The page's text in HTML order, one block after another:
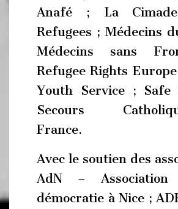
Anafé ; La
Refugees ; Médecins
Médecins sans
Refugee Rights
Youth Service ; Safe
Secours
France.
Avec le soutien des
AdN –
démocratie à Nice ;